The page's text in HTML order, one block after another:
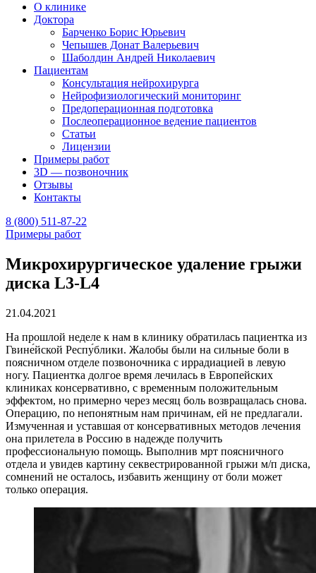
О клинике
Доктора
Барченко Борис Юрьевич
Чепышев Донат Валерьевич
Шаболдин Андрей Николаевич
Пациентам
Консультация нейрохирурга
Нейрофизиологический мониторинг
Предоперационная подготовка
Послеоперационное ведение пациентов
Статьи
Лицензии
Примеры работ
3D — позвоночник
Отзывы
Контакты
8 (800) 511-87-22
Примеры работ
Микрохирургическое удаление грыжи
диска L3-L4
21.04.2021
На прошлой неделе к нам в клинику обратилась пациентка из
Гвине́йской Респу́блики. Жалобы были на сильные боли в
поясничном отделе позвоночника с иррадиацией в левую
ногу. Пациентка долгое время лечилась в Европейских
клиниках консервативно, с временным положительным
эффектом, но примерно через месяц боль возвращалась снова.
Операцию, по непонятным нам причинам, ей не предлагали.
Измученная и уставшая от консервативных методов лечения
она прилетела в Россию в надежде получить
профессиональную помощь. Выполнив мрт поясничного
отдела и увидев картину секвестрированной грыжи м/п диска,
сомнений не осталось, избавить женщину от боли может
только операция.